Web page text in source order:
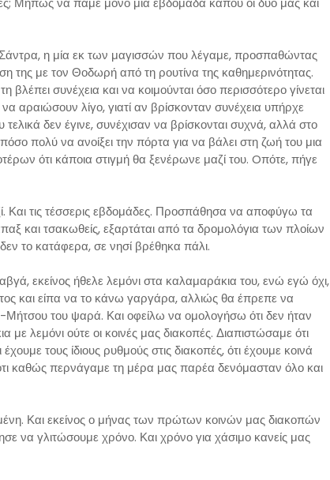
Σάντρα, η μία εκ των μαγισσών που λέγαμε, προσπαθώντας
της με τον Θοδωρή από τη ρουτίνα της καθημερινότητας.
βλέπει συνέχεια και να κοιμούνται όσο περισσότερο γίνεται
αραιώσουν λίγο, γιατί αν βρίσκονταν συνέχεια υπήρχε
δεν έγινε, συνέχισαν να βρίσκονται συχνά, αλλά στο
πολύ να ανοίξει την πόρτα για να βάλει στη ζωή του μια
ότι κάποια στιγμή θα ξενέρωνε μαζί του. Oπότε, πήγε
Και τις τέσσερις εβδομάδες. Προσπάθησα να αποφύγω τα
και τσακωθείς, εξαρτάται από τα δρομολόγια των πλοίων
το κατάφερα, σε νησί βρέθηκα πάλι.
εκείνος ήθελε λεμόνι στα καλαμαράκια του, ενώ εγώ όχι,
και είπα να το κάνω γαργάρα, αλλιώς θα έπρεπε να
Μήτσου του ψαρά. Και οφείλω να ομολογήσω ότι δεν ήταν
λεμόνι ούτε οι κοινές μας διακοπές. Διαπιστώσαμε ότι
τους ίδιους ρυθμούς στις διακοπές, ότι έχουμε κοινά
καθώς περνάγαμε τη μέρα μας παρέα δενόμασταν όλο και
Και εκείνος ο μήνας των πρώτων κοινών μας διακοπών
να γλιτώσουμε χρόνο. Και χρόνο για χάσιμο κανείς μας